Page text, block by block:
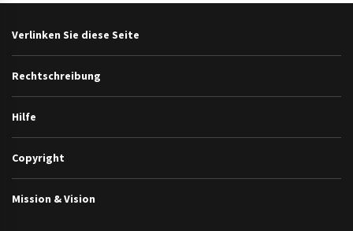
Verlinken Sie diese Seite
Rechtschreibung
Hilfe
Copyright
Mission & Vision